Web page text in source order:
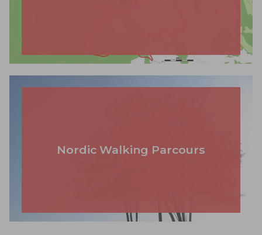
Nordic Walking Parcours